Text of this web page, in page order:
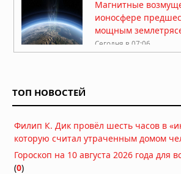
Магнитные
ионосфере
мощным
Сегодня в 07:06
Новое
Андреас показало
колебания почвы
землетрясении
ТОП НОВОСТЕЙ
Филип К. Дик провёл шесть часов в
которую считал утраченным домом
Гороскоп на 10 августа 2026 года для
(0)